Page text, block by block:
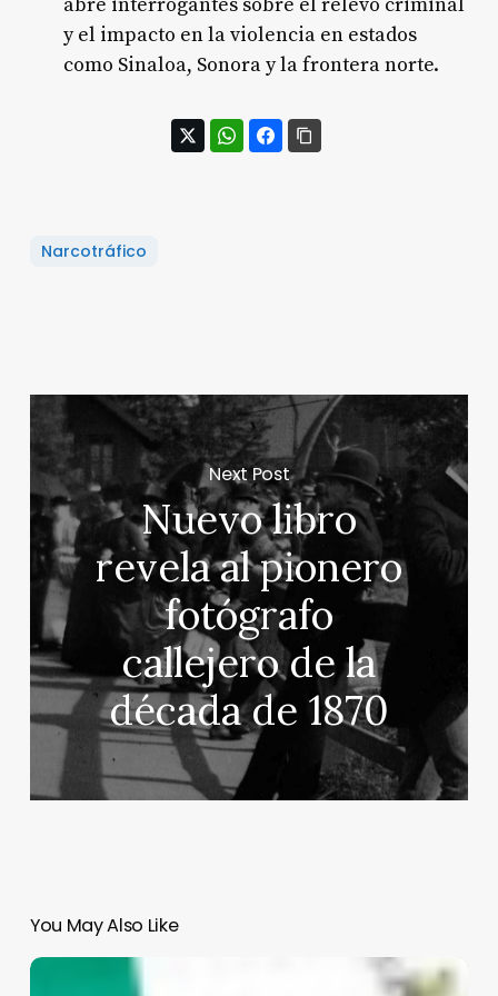
y el impacto en la violencia en estados
como Sinaloa, Sonora y la frontera norte.
Narcotráfico
Next Post
Nuevo libro
revela al pionero
fotógrafo
callejero de la
década de 1870
You May Also Like
¿Cómo